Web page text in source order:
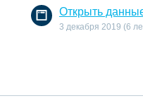
Открыть
3 декабря 2019 (6